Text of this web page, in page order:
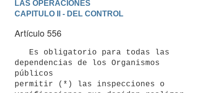
LAS OPERACIONES
CAPITULO II - DEL CONTROL
Artículo 556
dependencias de los Organismos
públicos
permitir (*) las inspecciones o